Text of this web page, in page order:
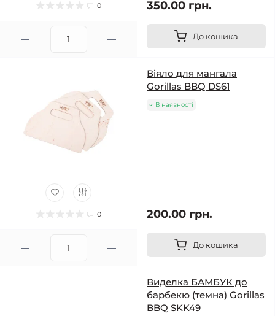
0 350.00 грн.
До кошика
0
Віяло для мангала
Gorillas BBQ DS61
В наявності
200.00 грн.
До кошика
Виделка БАМБУК до
барбекю (темна) Gorillas
BBQ SKK49